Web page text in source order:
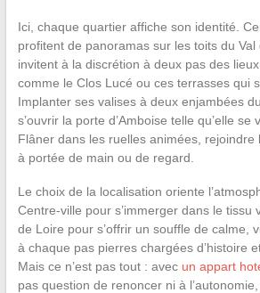
Ici, chaque quartier affiche son identité.
profitent de panoramas sur les toits du Val
invitent à la discrétion à deux pas des
comme le Clos Lucé ou ces terrasses qui
Implanter ses valises à deux enjambées
s’ouvrir la porte d’Amboise telle qu’elle se
Flâner dans les ruelles animées, rejoindre
à portée de main ou de regard.
Le choix de la localisation oriente
Centre-ville pour s’immerger dans le tissu
de Loire pour s’offrir un souffle de calme,
à chaque pas pierres chargées d’histoire
Mais ce n’est pas tout : avec un appart
pas question de renoncer ni à